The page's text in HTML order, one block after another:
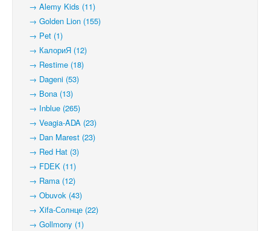
→ Alemy Kids (11)
→ Golden Lion (155)
→ Pet (1)
→ КалориЯ (12)
→ Restime (18)
→ Dageni (53)
→ Bona (13)
→ Inblue (265)
→ Veagia-ADA (23)
→ Dan Marest (23)
→ Red Hat (3)
→ FDEK (11)
→ Rama (12)
→ Obuvok (43)
→ Xifa-Солнце (22)
→ Gollmony (1)